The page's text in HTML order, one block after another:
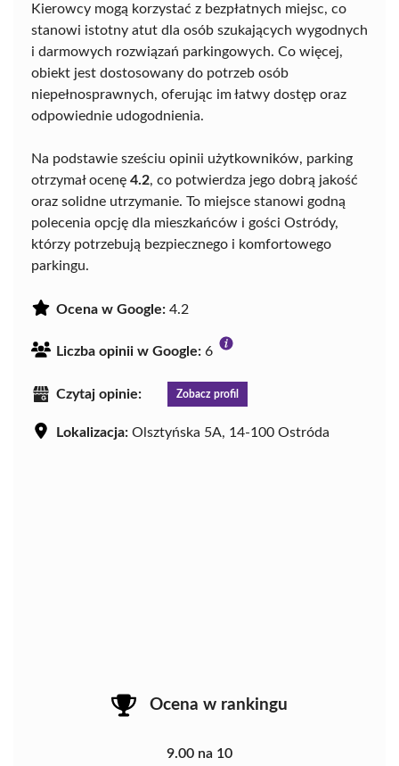
Kierowcy mogą korzystać z bezpłatnych miejsc, co
stanowi istotny atut dla osób szukających wygodnych
i darmowych rozwiązań parkingowych. Co więcej,
obiekt jest dostosowany do potrzeb osób
niepełnosprawnych, oferując im łatwy dostęp oraz
odpowiednie udogodnienia.
Na podstawie sześciu opinii użytkowników, parking
otrzymał ocenę 4.2, co potwierdza jego dobrą jakość
oraz solidne utrzymanie. To miejsce stanowi godną
polecenia opcję dla mieszkańców i gości Ostródy,
którzy potrzebują bezpiecznego i komfortowego
parkingu.
Ocena w Google: 4.2
Liczba opinii w Google: 6
Czytaj opinie: Zobacz profil
Lokalizacja: Olsztyńska 5A, 14-100 Ostróda
Ocena w rankingu
9.00 na 10